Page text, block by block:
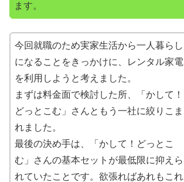
ます。
今回就職のため実家生活から一人暮らし
になることをきっかけに、レンタル家電
を利用しようと考えました。
まずは料金面で検討した所、「かして！
どっとこむ」さんともう一社に絞りこま
れました。
最後の決め手は、「かして！どっとこ
む」さんの基本セットが最低限に抑えら
れていたことです。欲張ればあれもこれ